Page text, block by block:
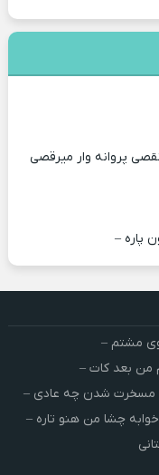
پروانه وار میرقصی
پاره –
مشتم –
من بعد کات –
مسخرت شدن چه عادی –
چشا من هنو تاره –